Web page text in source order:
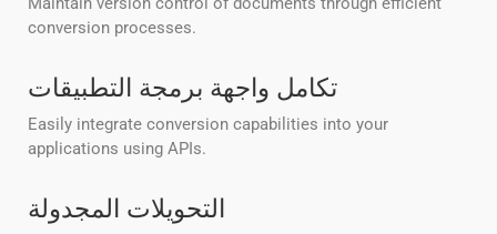
conversion processes.
تكامل واجهة برمجة التطبيقات
Easily integrate conversion capabilities into your
applications using APIs.
التحويلات المجدولة